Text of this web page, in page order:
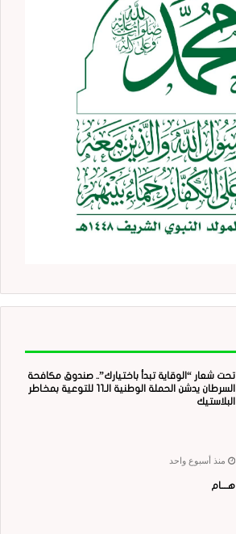
تحت شعار “الوقاية تبدأ باختيارك”.. صندوق مكافحة
السرطان يدشن الحملة الوطنية الـ11 للتوعية بمخاطر
البلاستيك
منذ أسبوع واحد
هــــام